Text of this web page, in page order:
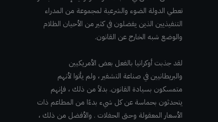
تعطي الدولة الضوء والشرعية لمجموعة من المدراء
التنفيذيين الذين يفضلون في كثير من الأحيان الظلام
والوضع شبه الخارج عن القانون.
لقد جذبت أوكرانيا بالفعل بعض الأمريكيين
والبريطانيين في صناعة التشفير ، ولم يأتوا لأنهم
متمسكون بسيادة القانون. بدلاً من ذلك ، فإنهم
يتحدثون بحماسة عن كل شيء بدءًا من المطاعم ذات
الأسعار المعقولة وحتى الحفلات . والأفضل من ذلك ،